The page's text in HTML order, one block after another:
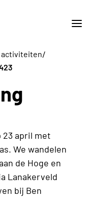
/
23 april met
We wandelen
de Hoge en
Lanakerveld
bij Ben